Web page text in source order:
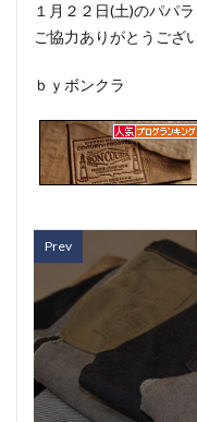
１月２２日(土)のパパ
ご協力ありがとうござ
ｂｙボンクラ
Prev